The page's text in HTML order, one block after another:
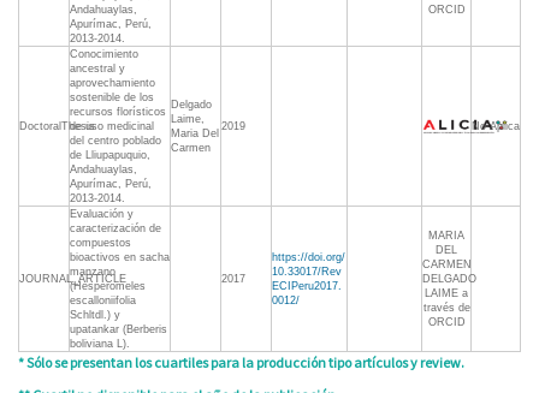
Andahuaylas,
Apurímac, Perú,
2013-2014.
ORCID
DoctoralThesis
Conocimiento
ancestral y
aprovechamiento
sostenible de los
recursos florísticos
de uso medicinal
del centro poblado
de Lliupapuquio,
Andahuaylas,
Apurímac, Perú,
2013-2014.
Delgado
Laime,
Maria Del
Carmen
2019 No Aplica
JOURNAL_ARTICLE
Evaluación y
caracterización de
compuestos
bioactivos en sacha
manzano
(Hesperomeles
escalloniifolia
Schltdl.) y
upatankar (Berberis
boliviana L).
2017
https://doi.org/
10.33017/Rev
ECIPeru2017.
0012/
MARIA
DEL
CARMEN
DELGADO
LAIME a
través de
ORCID
* Sólo se presentan los cuartiles para la producción tipo artículos y review.